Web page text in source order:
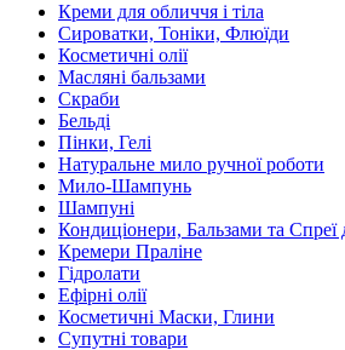
Креми для обличчя і тіла
Сироватки, Тоніки, Флюїди
Косметичні олії
Масляні бальзами
Скраби
Бельді
Пінки, Гелі
Натуральне мило ручної роботи
Мило-Шампунь
Шампуні
Кондиціонери, Бальзами та Спреї
Кремери Праліне
Гідролати
Ефірні олії
Косметичні Маски, Глини
Супутні товари